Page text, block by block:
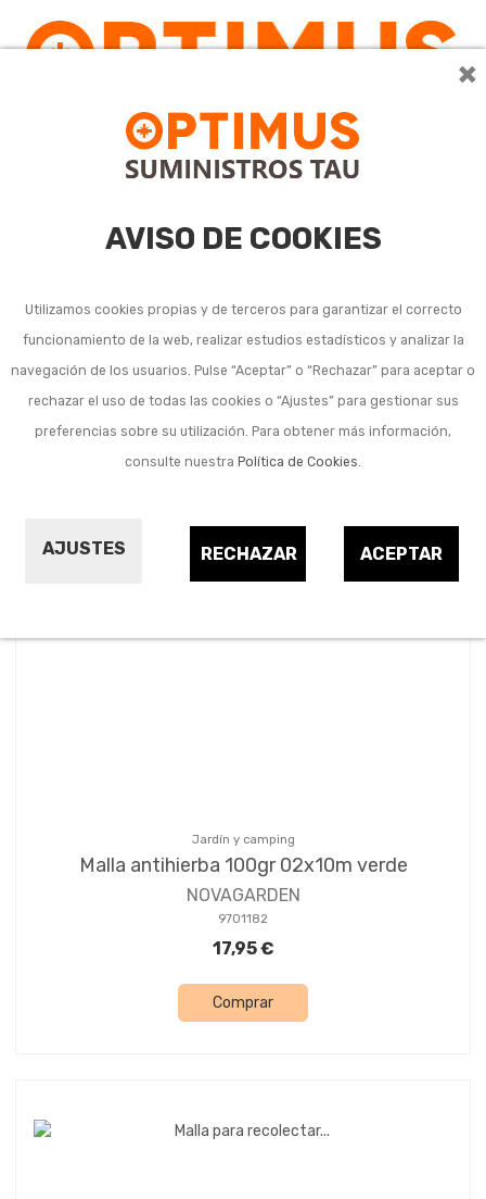
×
AVISO DE COOKIES
Utilizamos cookies propias y de terceros para garantizar el correcto
funcionamiento de la web, realizar estudios estadísticos y analizar la
navegación de los usuarios. Pulse “Aceptar” o “Rechazar” para aceptar o
rechazar el uso de todas las cookies o “Ajustes” para gestionar sus
preferencias sobre su utilización. Para obtener más información,
consulte nuestra Política de Cookies.
AJUSTES ACEPTAR
RECHAZAR
Mantas lámina y
geotextiles para suelo
Jardín y camping
Malla antihierba 100gr 02x10m verde
NOVAGARDEN
9701182
17,95 €
Comprar